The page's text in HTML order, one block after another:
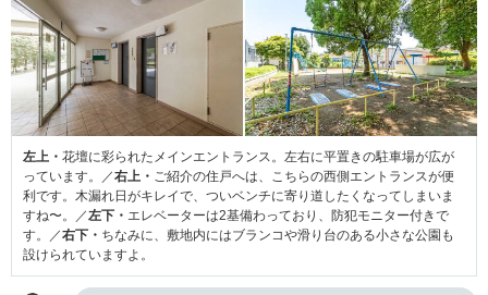
左上・ 花壇に彩られたメインエントランス。左右に平置きの駐車場が広が
っています。／右上・ ご紹介の住戸へは、こちらの西側エントランスが便
利です。木漏れ日がキレイで、ついベンチに寄り道したくなってしまいま
すね〜。／左下・ エレベーターは2基備わっており、防犯モニター付きで
す。／右下・ ちなみに、敷地内にはブランコや滑り台のある小さな公園も
設けられていますよ。